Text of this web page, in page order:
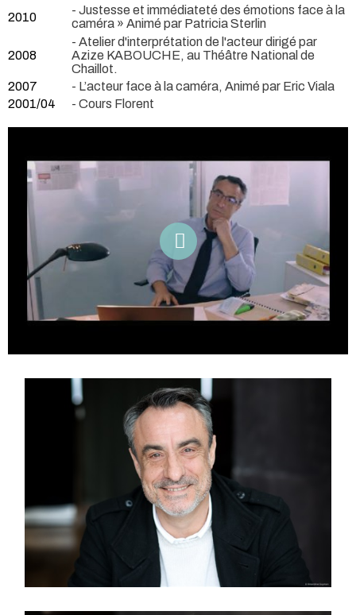
2010
- Justesse et immédiateté des émotions face à la
caméra » Animé par Patricia Sterlin
2008
- Atelier d'interprétation de l'acteur dirigé par
Azize KABOUCHE, au Théâtre National de
Chaillot.
2007
- L’acteur face à la caméra, Animé par Eric Viala
2001/04
- Cours Florent